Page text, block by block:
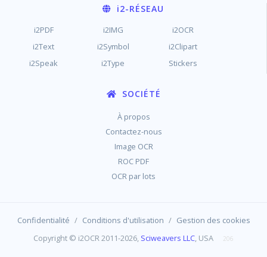
i2-RÉSEAU
i2PDF i2IMG
i2OCR
i2Text
i2Symbol
i2Clipart
i2Speak
i2Type Stickers
SOCIÉTÉ
À propos
Contactez-nous
Image OCR
ROC PDF
OCR par lots
Confidentialité / Conditions d'utilisation / Gestion des cookies
Copyright © i2OCR 2011-2026, Sciweavers LLC, USA 206